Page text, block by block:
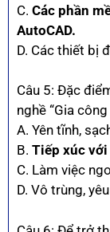
C. Các phần
AutoCAD.
D. Các thiết bị
Câu 5: Đặc
nghề “Gia
A. Yên tĩnh,
B. Tiếp xúc
C. Làm việc
D. Vô trùng,